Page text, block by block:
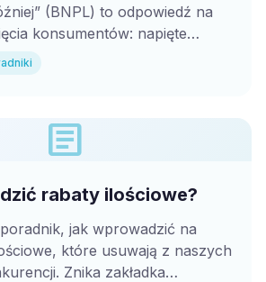
(BNPL) to odpowiedź na
konsumentów: napięte
article
rabaty ilościowe?
jak wprowadzić na
które usuwają z naszych
Znika zakładka